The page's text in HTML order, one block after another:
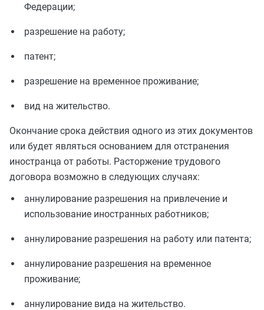
Федерации;
разрешение на работу;
патент;
разрешение на временное проживание;
вид на жительство.
Окончание срока действия одного из этих документов
или будет являться основанием для отстранения
иностранца от работы. Расторжение трудового
договора возможно в следующих случаях:
аннулирование разрешения на привлечение и
использование иностранных работников;
аннулирование разрешения на работу или патента;
аннулирование разрешения на временное
проживание;
аннулирование вида на жительство.